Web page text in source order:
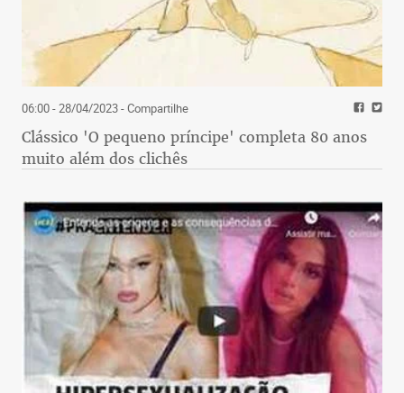
06:00 - 28/04/2023- Compartilhe
Clássico 'O pequeno príncipe' completa 80 anos
muito além dos clichês